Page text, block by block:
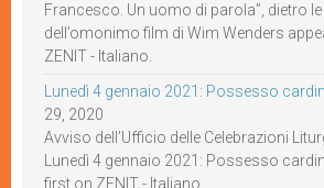
Francesco. Un uomo di parola”, dietro
dell’omonimo film di Wim Wenders
ZENIT - Italiano.
Lunedì 4 gennaio 2021: Possesso
29, 2020
Avviso dell’Ufficio delle Celebrazioni
Lunedì 4 gennaio 2021: Possesso
first on ZENIT - Italiano.